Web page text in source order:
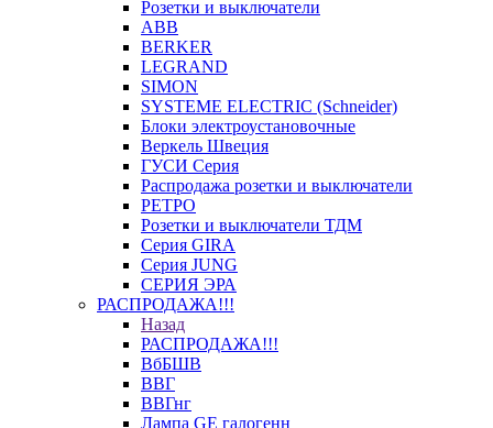
Розетки и выключатели
ABB
BERKER
LEGRAND
SIMON
SYSTEME ELECTRIC (Schneider)
Блоки электроустановочные
Веркель Швеция
ГУСИ Серия
Распродажа розетки и выключатели
РЕТРО
Розетки и выключатели ТДМ
Серия GIRA
Серия JUNG
СЕРИЯ ЭРА
РАСПРОДАЖА!!!
Назад
РАСПРОДАЖА!!!
ВбБШВ
ВВГ
ВВГнг
Лампа GE галогенн